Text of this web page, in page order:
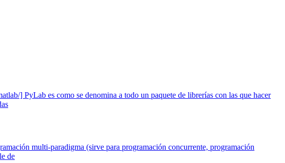
] PyLab es como se denomina a todo un paquete de librerías con las que hacer
multi-paradigma (sirve para programación concurrente, programación
de